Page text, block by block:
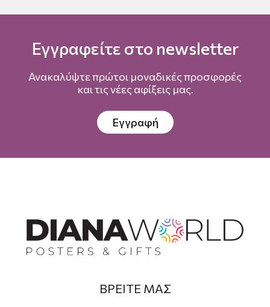
Εγγραφείτε στο newsletter
Ανακαλύψτε πρώτοι μοναδικές προσφορές
και τις νέες αφίξεις μας.
Εγγραφή
ΒΡΕΙΤΕ ΜΑΣ